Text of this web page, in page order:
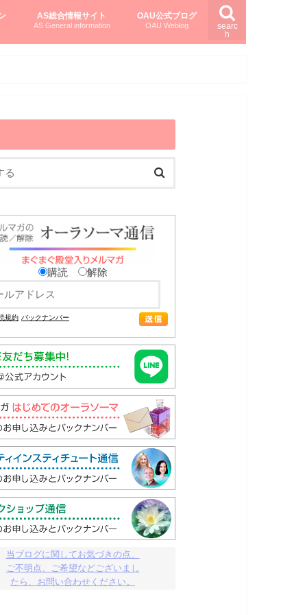
searc
h
AS総合情報サイト
AS General information
OAU公式ブログ
OAU Weblog
購読 解除
規約 バックナンバー
当ブログに関してお気づきの点、
ご不明点、ご希望などございまし
たら、お問い合わせください。